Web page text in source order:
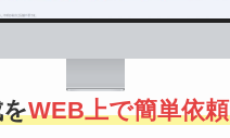
WEB上で簡単依頼